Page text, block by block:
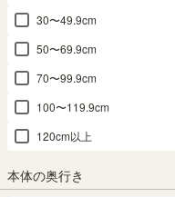
30〜49.9cm
50〜69.9cm
70〜99.9cm
100〜119.9cm
120cm以上
本体の奥行き
フリーラック 幅
ーク 全棚可動 本
TNL-9059DK